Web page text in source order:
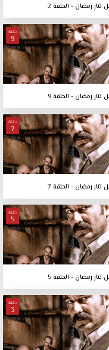
رمضان - الحلقة 2
حلقة
9
رمضان - الحلقة 9
حلقة
7
رمضان - الحلقة 7
حلقة
5
رمضان - الحلقة 5
حلقة
3